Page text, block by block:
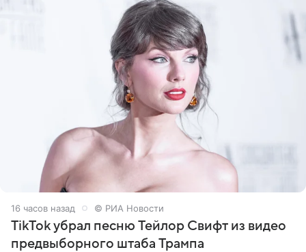
16 часов назад © РИА Новости
TikTok убрал песню Тейлор Свифт из видео
предвыборного штаба Трампа